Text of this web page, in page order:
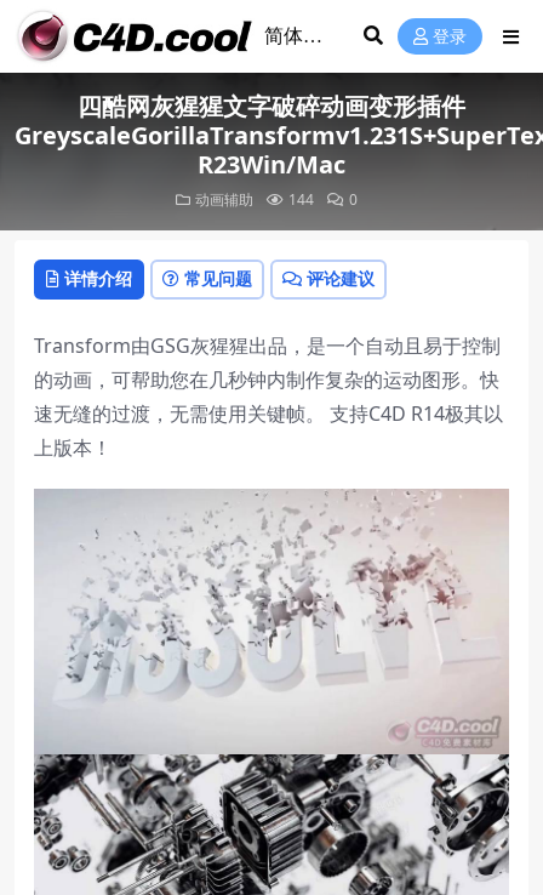
登录
四酷网灰猩猩文字破碎动画变形插件
R23Win/Mac
动画辅助 144 0
详情介绍 常见问题 评论建议
Transform由GSG灰猩猩出品，是一个自动且易于控制
的动画，可帮助您在几秒钟内制作复杂的运动图形。快
速无缝的过渡，无需使用关键帧。 支持C4D R14极其以
上版本！